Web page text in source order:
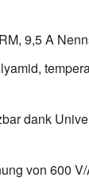
9,5 A
dank
von 600